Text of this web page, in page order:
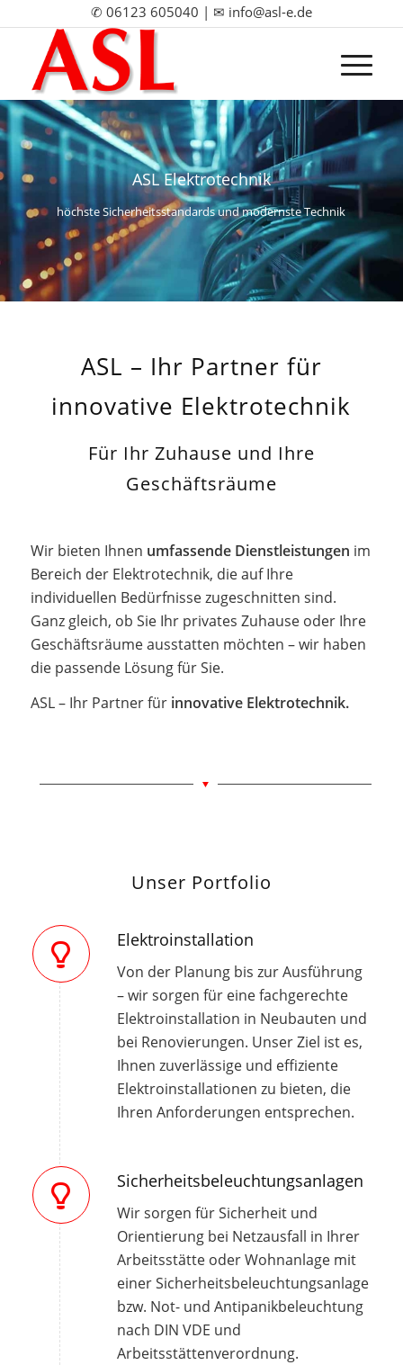
✆ 06123 605040 | ✉ info@asl-e.de
ASL Elektrotechnik
höchste Sicherheitsstandards und modernste Technik
ASL – Ihr Partner für
innovative Elektrotechnik
Für Ihr Zuhause und Ihre
Geschäftsräume
Wir bieten Ihnen umfassende Dienstleistungen im
Bereich der Elektrotechnik, die auf Ihre
individuellen Bedürfnisse zugeschnitten sind.
Ganz gleich, ob Sie Ihr privates Zuhause oder Ihre
Geschäftsräume ausstatten möchten – wir haben
die passende Lösung für Sie.
ASL – Ihr Partner für innovative Elektrotechnik.
Unser Portfolio
Elektroinstallation
Von der Planung bis zur Ausführung
– wir sorgen für eine fachgerechte
Elektroinstallation in Neubauten und
bei Renovierungen. Unser Ziel ist es,
Ihnen zuverlässige und effiziente
Elektroinstallationen zu bieten, die
Ihren Anforderungen entsprechen.
Sicherheitsbeleuchtungsanlagen
Wir sorgen für Sicherheit und
Orientierung bei Netzausfall in Ihrer
Arbeitsstätte oder Wohnanlage mit
einer Sicherheitsbeleuchtungsanlage
bzw. Not- und Antipanikbeleuchtung
nach DIN VDE und
Arbeitsstättenverordnung.